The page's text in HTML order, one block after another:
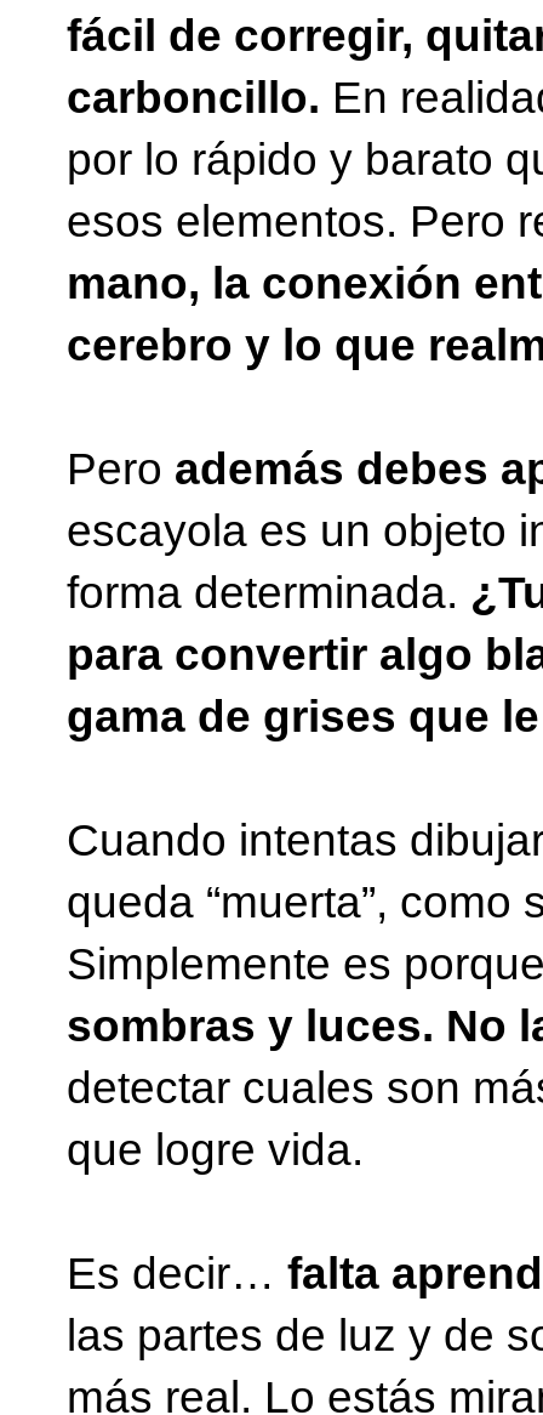
fácil de corregir,
carboncillo. En
por lo rápido y barato
esos elementos. Pero
mano, la conexión
cerebro y lo que
Pero además debes
escayola es un objeto
forma determinada.
para convertir algo
gama de grises que
Cuando intentas
queda “muerta”,
Simplemente es
sombras y luces. No
detectar cuales son
que logre vida.
Es decir… falta
las partes de luz y de
más real. Lo estás